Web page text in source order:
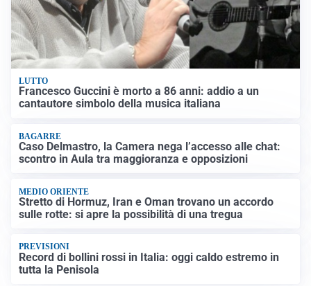
LUTTO
Francesco Guccini è morto a 86 anni: addio a un
cantautore simbolo della musica italiana
BAGARRE
Caso Delmastro, la Camera nega l’accesso alle chat:
scontro in Aula tra maggioranza e opposizioni
MEDIO ORIENTE
Stretto di Hormuz, Iran e Oman trovano un accordo
sulle rotte: si apre la possibilità di una tregua
PREVISIONI
Record di bollini rossi in Italia: oggi caldo estremo in
tutta la Penisola